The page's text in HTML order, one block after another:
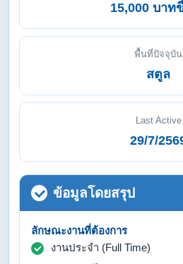
15,000 บาท
พื้นที่ปัจจุบัน
สตูล
Last Active
29/7/
ข้อมูลโดยสรุป
ลักษณะงานที่ต้องการ
งานประจำ (Full Time)